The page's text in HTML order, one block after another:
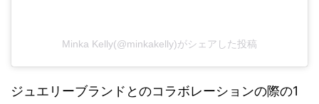
Minka Kelly(@minkakelly)がシェアした投稿
ジュエリーブランドとのコラボレーションの際の1